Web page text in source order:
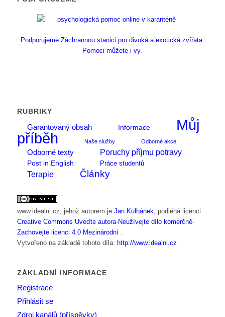
Podporujeme Záchrannou stanici pro divoká a exotická zvířata.
Pomoci můžete i vy.
RUBRIKY
Garantovaný obsah
Informace
Můj
příběh
Naše služby Odborné akce
Odborné texty Poruchy příjmu potravy
Post in English Práce studentů
Terapie Články
www.idealni.cz , jehož autorem je Jan Kulhánek , podléhá licenci
Creative Commons Uveďte autora-Neužívejte dílo komerčně-
Zachovejte licenci 4.0 Mezinárodní
Vytvořeno na základě tohoto díla: http://www.idealni.cz
ZÁKLADNÍ INFORMACE
Registrace
Přihlásit se
Zdroj kanálů (příspěvky)